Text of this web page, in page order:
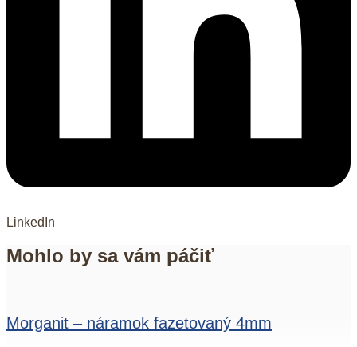
LinkedIn
Mohlo by sa vám páčiť
Morganit – náramok fazetovaný 4mm